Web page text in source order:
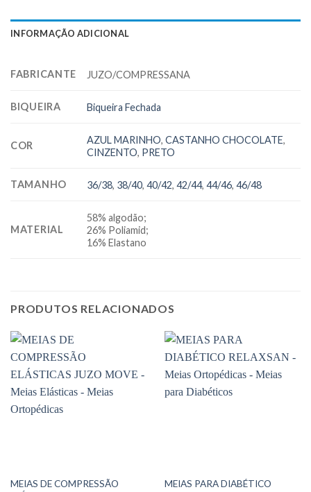
INFORMAÇÃO ADICIONAL
FABRICANTE JUZO/COMPRESSANA
BIQUEIRA Biqueira Fechada
COR
AZUL MARINHO,CASTANHO CHOCOLATE,
CINZENTO, PRETO
TAMANHO 36/38, 38/40,40/42,42/44,44/46,46/48
MATERIAL
58% algodão;
26% Poliamid;
16% Elastano
PRODUTOS RELACIONADOS
MEIAS DE COMPRESSÃO
MEIAS PARA DIABÉTICO